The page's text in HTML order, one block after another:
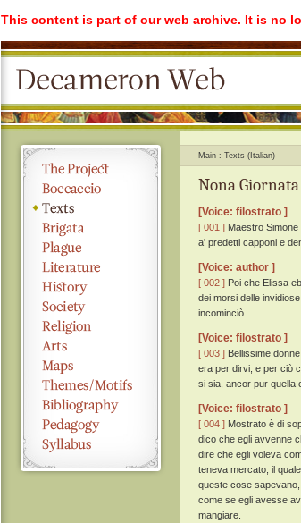
This content is part of our web archive. It is no
Main Texts (Italian)
Nona
[Voice: filostrato ]
[ 001 ] Maestro
a' predetti capponi e
[Voice: author ]
[ 002 ] Poi che Elissa
dei morsi delle
incominciò.
[Voice: filostrato ]
[ 003 ] Bellissime
era per dirvi; e per ciò
si sia, ancor pur quella
[Voice: filostrato ]
[ 004 ] Mostrato è di
dico che egli avvenne
dire che egli voleva
teneva mercato, il
queste cose
come se egli avesse
mangiare.